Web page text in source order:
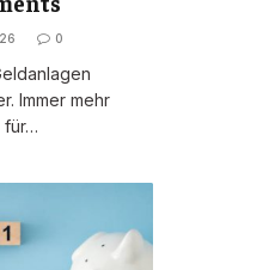
0
Immer mehr
für…